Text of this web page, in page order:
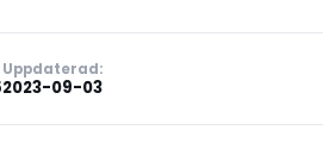
Uppdaterad:
2023-09-03